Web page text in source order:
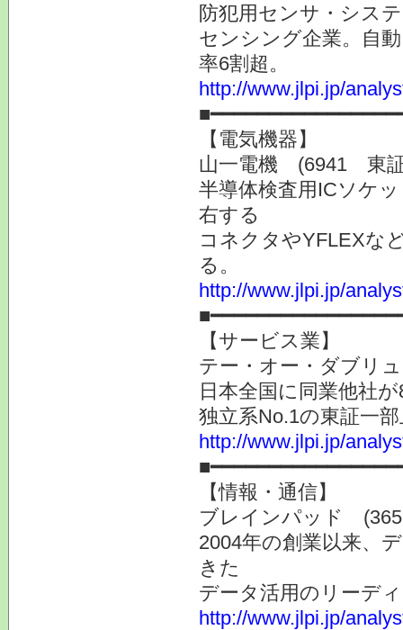
防犯用センサ・シス
センシング企業。自
率6割超。
http://www.jlpi.jp/
【電気機器】
山一電機 (6941 東
半導体検査用ICソケ
右する
コネクタやYFLEXな
る。
http://www.jlpi.jp/
【サービス業】
テー・オー・ダブリ
日本全国に同業他社
独立系No.1の東証一
http://www.jlpi.jp/
【情報・通信】
ブレインパッド
2004年の創業以来、
きた
データ活用のリーデ
http://www.jlpi.jp/